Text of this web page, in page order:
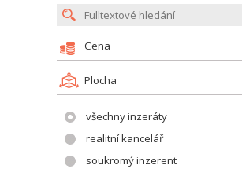
Cena
Plocha
všechny inzeráty
realitní kancelář
soukromý inzerent